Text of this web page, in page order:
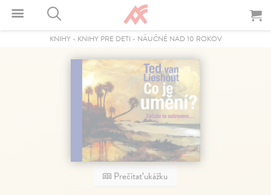
KNIHY- KNIHY PRE DETI - NÁUČNÉ NAD 10 ROKOV
Prečítať ukážku